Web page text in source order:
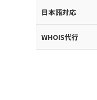
日本語対応
WHOIS代行